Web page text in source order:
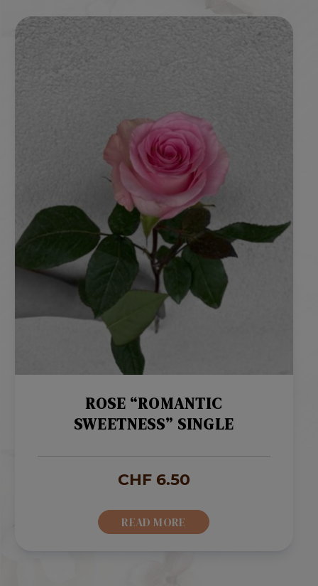
ROSE “ROMANTIC
SWEETNESS” SINGLE
CHF6.50
READ MORE